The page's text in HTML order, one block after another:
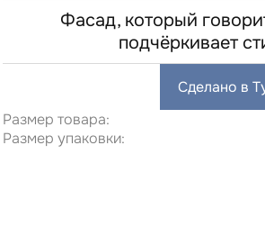
Фасад, который
подчёркивает
Сделано в
Размер товара:
Размер упаковки: